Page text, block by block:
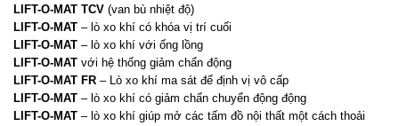
LIFT-O-MAT TCV (van bù nhiệt độ)
LIFT-O-MAT – lò xo khí có khóa vị trí cuối
LIFT-O-MAT – lò xo khí với ống lồng
LIFT-O-MAT với hệ thống giảm chấn động
LIFT-O-MAT FR – Lò xo khí ma sát để định vị vô cấp
LIFT-O-MAT – lò xo khí có giảm chấn chuyển động động
LIFT-O-MAT – lò xo khí giúp mở các tấm đồ nội thất một cách thoải